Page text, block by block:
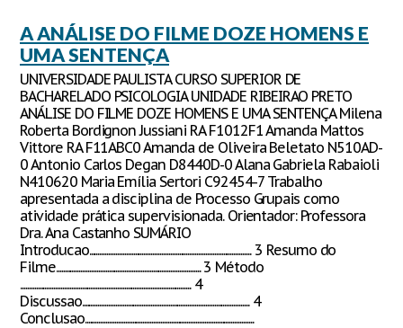
A ANÁLISE DO FILME DOZE HOMENS E
UMA SENTENÇA
UNIVERSIDADE PAULISTA CURSO SUPERIOR DE
BACHARELADO PSICOLOGIA UNIDADE RIBEIRAO PRETO
ANÁLISE DO FILME DOZE HOMENS E UMA SENTENÇA Milena
Roberta Bordignon Jussiani RA F1012F1 Amanda Mattos
Vittore RA F11ABC0 Amanda de Oliveira Beletato N510AD-
0 Antonio Carlos Degan D8440D-0 Alana Gabriela Rabaioli
N410620 Maria Emília Sertori C92454-7 Trabalho
apresentada a disciplina de Processo Grupais como
atividade prática supervisionada. Orientador: Professora
Dra. Ana Castanho SUMÁRIO
Introducao............................................................................................ 3 Resumo do
Filme.................................................................................. 3 Método
................................................................................................. 4
Discussao............................................................................................... 4
Conclusao................................................................................................